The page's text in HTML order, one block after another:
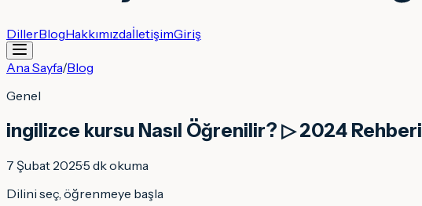
DillerBlogHakkımızdaİletişimGiriş
Ana Sayfa/Blog
Genel
ingilizce kursu Nasıl Öğrenilir? ▷ 2024 Rehberi
7 Şubat 2025·5 dk okuma
Dilini seç, öğrenmeye başla